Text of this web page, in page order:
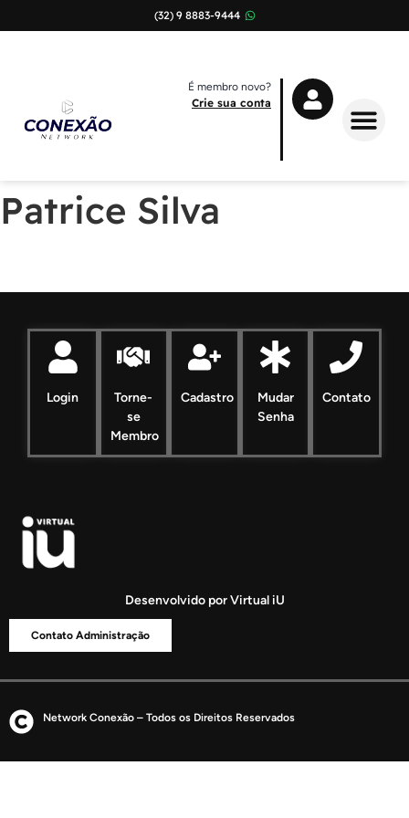
(32) 9 8883-9444
É membro novo?
Crie sua conta
Patrice Silva
Login
Torne-
se
Membro
Cadastro
Mudar
Senha
Contato
Desenvolvido por Virtual iU
Contato Administração
Network Conexão – Todos os Direitos Reservados